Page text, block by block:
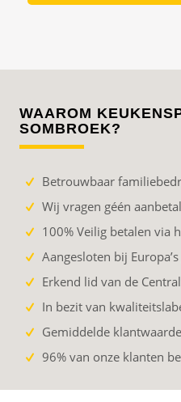
WAAROM
SOMBROEK?
Betrouwbaar
Wij vragen géén
100% Veilig betalen via
Aangesloten bij
Erkend lid van de
In bezit van
Gemiddelde
96% van onze klanten